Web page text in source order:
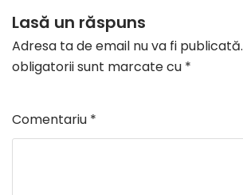
Lasă un răspuns
Adresa ta de email nu va fi publicată.
obligatorii sunt marcate cu *
Comentariu *